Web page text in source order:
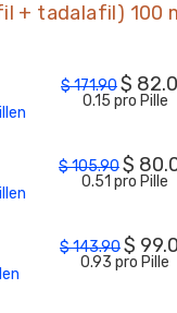
+ tadalafil) 100
$171.90$
0.15 pro Pille
$105.90$
0.51 pro Pille
$143.90$
0.93 pro Pille